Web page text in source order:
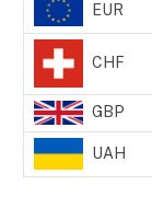
EUR
CHF
GBP
UAH